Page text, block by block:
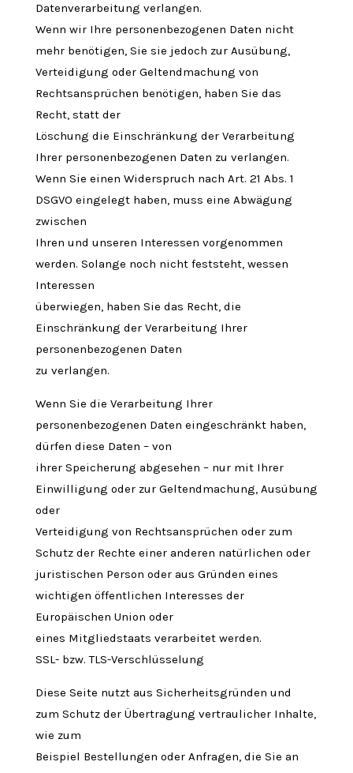
Datenverarbeitung verlangen.
Wenn wir Ihre personenbezogenen Daten nicht
mehr benötigen, Sie sie jedoch zur Ausübung,
Verteidigung oder Geltendmachung von
Rechtsansprüchen benötigen, haben Sie das
Recht, statt der
Löschung die Einschränkung der Verarbeitung
Ihrer personenbezogenen Daten zu verlangen.
Wenn Sie einen Widerspruch nach Art. 21 Abs. 1
DSGVO eingelegt haben, muss eine Abwägung
zwischen
Ihren und unseren Interessen vorgenommen
werden. Solange noch nicht feststeht, wessen
Interessen
überwiegen, haben Sie das Recht, die
Einschränkung der Verarbeitung Ihrer
personenbezogenen Daten
zu verlangen.
Wenn Sie die Verarbeitung Ihrer
personenbezogenen Daten eingeschränkt haben,
dürfen diese Daten – von
ihrer Speicherung abgesehen – nur mit Ihrer
Einwilligung oder zur Geltendmachung, Ausübung
oder
Verteidigung von Rechtsansprüchen oder zum
Schutz der Rechte einer anderen natürlichen oder
juristischen Person oder aus Gründen eines
wichtigen öffentlichen Interesses der
Europäischen Union oder
eines Mitgliedstaats verarbeitet werden.
SSL- bzw. TLS-Verschlüsselung
Diese Seite nutzt aus Sicherheitsgründen und
zum Schutz der Übertragung vertraulicher Inhalte,
wie zum
Beispiel Bestellungen oder Anfragen, die Sie an